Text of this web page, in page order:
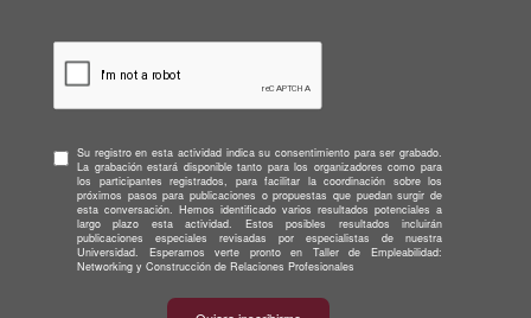
Su registro en esta actividad indica su consentimiento para ser grabado.
La grabación estará disponible tanto para los organizadores como para
los participantes registrados, para facilitar la coordinación sobre los
próximos pasos para publicaciones o propuestas que puedan surgir de
esta conversación. Hemos identificado varios resultados potenciales a
largo plazo esta actividad. Estos posibles resultados incluirán
publicaciones especiales revisadas por especialistas de nuestra
Universidad. Esperamos verte pronto en Taller de Empleabilidad:
Networking y Construcción de Relaciones Profesionales